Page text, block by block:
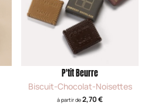
P'tit Beurre
Biscuit-Chocolat-Noisettes
à partir de2,70 €